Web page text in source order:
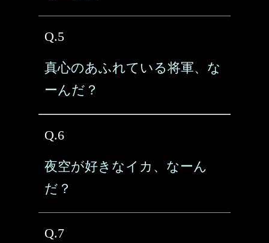
Q.5
真心のあふれている将軍、な
ーんだ？
Q.6
夜空が好きなイカ、なーん
だ？
Q.7